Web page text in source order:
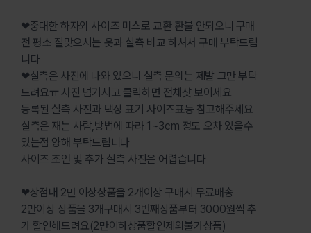
❤중대한 하자외 사이즈 미스로 교환 환불 안되오니 구매
전 평소 잘맞으시는 옷과 실측 비교 하셔서 구매 부탁드립
니다
❤실측은 사진에 나와 있으니 실측 문의는 제발 그만 부탁
드려요ㅠ 사진 넘기시고 클릭하면 전체샷 보이세요
등록된 실측 사진과 택상 표기 사이즈표등 참고해주세요
실측은 재는 사람,방법에 따라 1~3cm 정도 오차 있을수
있는점 양해 부탁드립니다
사이즈 조언 및 추가 실측 사진은 어렵습니다
❤상점내 2만 이상상품을 2개이상 구매시 무료배송
2만이상 상품을 3개구매시 3번째상품부터 3000원씩 추
가 할인해드려요(2만이하상품할인제외불가상품)